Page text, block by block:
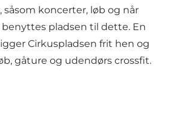
såsom koncerter, løb og når
pladsen til dette. En
Cirkuspladsen frit hen og
gåture og udendørs crossfit.